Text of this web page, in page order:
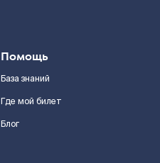
Помощь
База знаний
Где мой билет
Блог